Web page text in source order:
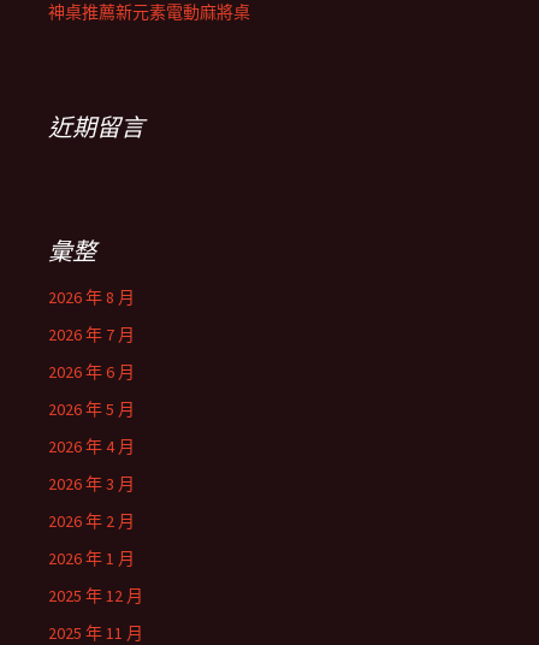
神桌推薦新元素電動麻將桌
近期留言
彙整
2026 年 8 月
2026 年 7 月
2026 年 6 月
2026 年 5 月
2026 年 4 月
2026 年 3 月
2026 年 2 月
2026 年 1 月
2025 年 12 月
2025 年 11 月